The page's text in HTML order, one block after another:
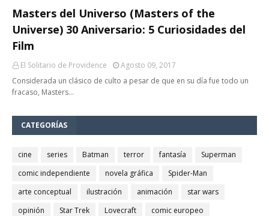
Masters del Universo (Masters of the
Universe) 30 Aniversario: 5 Curiosidades del
Film
El Solitario de Providence
Agosto 09, 2017
Considerada un clásico de culto a pesar de que en su día fue todo un
fracaso, Masters…
CATEGORÍAS
cine series Batman terror fantasía
Superman
comic independiente
novela gráfica
Spider-Man
arte conceptual
ilustración animación
star wars
opinión
Star Trek Lovecraft comic europeo